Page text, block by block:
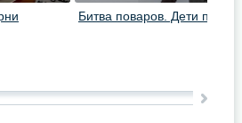
Битва поваров. Дети против